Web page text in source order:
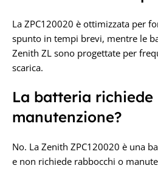
La ZPC120020 è ottimizzata per
spunto in tempi brevi, mentre le
Zenith ZL sono progettate per
scarica.
La batteria richiede
manutenzione?
No. La Zenith ZPC120020 è una
e non richiede rabbocchi o